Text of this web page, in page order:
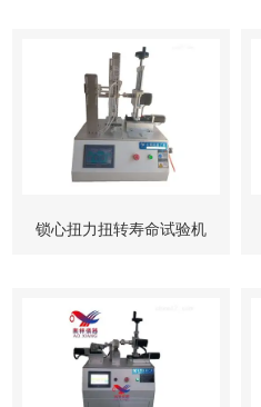
锁心扭力扭转寿命试验机